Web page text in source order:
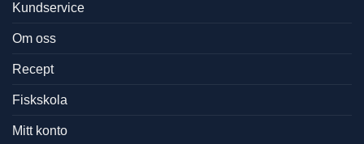
Kundservice
Om oss
Recept
Fiskskola
Mitt konto